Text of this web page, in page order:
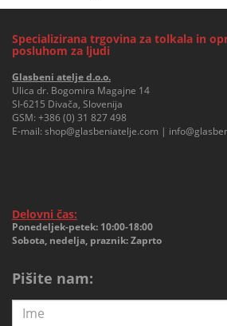
Specializirana trgovina za tolkala in
posluhom za ljudi
Glasbeni atelje d.o.o.
Ulica dr. Bogomira Magajne 14
SI-6215 Divača, Slovenija
GSM: +386 (0) 31 827 498
E-mail: shop@glasbeniatelje.com |
Delovni čas:
Ponedeljek-petek: 10:00-18:00
Sobota, nedelja, praznik: Zaprto
Pišite nam: